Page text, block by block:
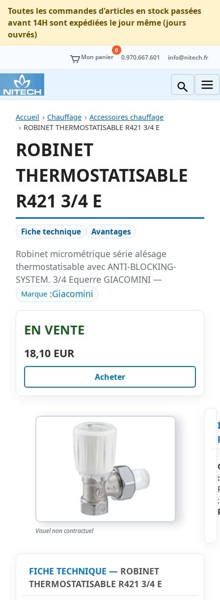
Toutes les commandes d'articles en stock passées
avant 14H sont expédiées le jour même (jours
ouvrés)
Mon panier
0
0.970.667.601 info@nitech.fr
Accueil Chauffage
Accessoires chauffage
ROBINET THERMOSTATISABLE R421 3/4 E
ROBINET
THERMOSTATISABLE
R421 3/4 E
Fiche technique Avantages
Robinet micrométrique série alésage
thermostatisable avec ANTI-BLOCKING-
SYSTEM. 3/4 Equerre GIACOMINI —
Marque:Giacomini
EN VENTE
18,10 EUR
Acheter
Visuel non contractuel
:
:
FICHE TECHNIQUE — ROBINET
THERMOSTATISABLE R421 3/4 E